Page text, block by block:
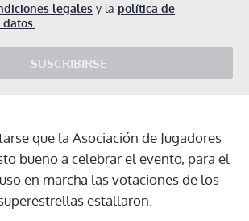
legales y la política de
SUSCRIBIRSE
que la Asociación de Jugadores
bueno a celebrar el evento, para el
en marcha las votaciones de los
estallaron.